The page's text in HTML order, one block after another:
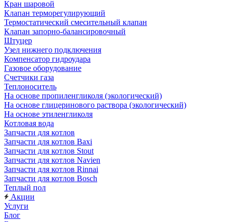
Кран шаровой
Клапан терморегулирующий
Термостатический смесительный клапан
Клапан запорно-балансировочный
Штуцер
Узел нижнего подключения
Компенсатор гидроудара
Газовое оборудование
Счетчики газа
Теплоноситель
На основе пропиленгликоля (экологический)
На основе глицеринового раствора (экологический)
На основе этиленгликоля
Котловая вода
Запчасти для котлов
Запчасти для котлов Baxi
Запчасти для котлов Stout
Запчасти для котлов Navien
Запчасти для котлов Rinnai
Запчасти для котлов Bosch
Теплый пол
Акции
Услуги
Блог